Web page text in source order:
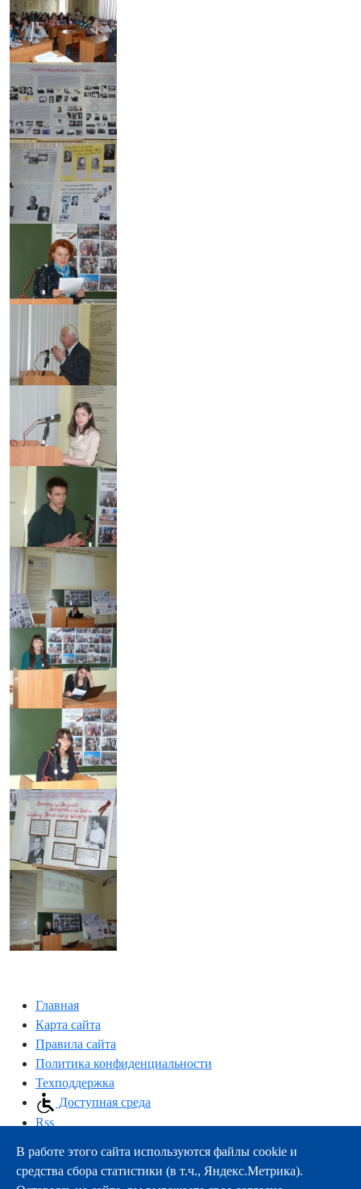
Главная
Карта сайта
Правила сайта
Политика конфиденциальности
Техподдержка
Доступная среда
Rss
163000, г.Архангельск, пр-т Троицкий, 51
тел.:+7 (8182) 21-11-63
В работе этого сайта используются файлы cookie и
средства сбора статистики (в т.ч., Яндекс.Метрика).